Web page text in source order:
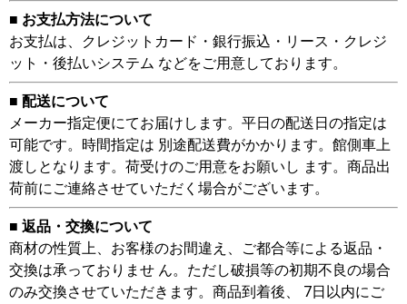
■ お支払方法について
お支払は、クレジットカード・銀行振込・リース・クレジ
ット・後払いシステム などをご用意しております。
■ 配送について
メーカー指定便にてお届けします。平日の配送日の指定は
可能です。時間指定は 別途配送費がかかります。館側車上
渡しとなります。荷受けのご用意をお願いし ます。商品出
荷前にご連絡させていただく場合がございます。
■ 返品・交換について
商材の性質上、お客様のお間違え、ご都合等による返品・
交換は承っておりませ ん。ただし破損等の初期不良の場合
のみ交換させていただきます。商品到着後、 7日以内にご